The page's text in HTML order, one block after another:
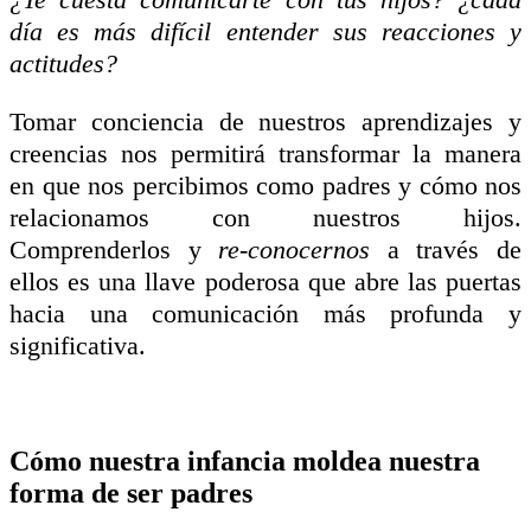
día es más difícil entender sus reacciones y
actitudes?
Tomar conciencia de nuestros aprendizajes y
creencias nos permitirá transformar la manera
en que nos percibimos como padres y cómo nos
relacionamos con nuestros hijos.
Comprenderlos y re-conocernos a través de
ellos es una llave poderosa que abre las puertas
hacia una comunicación más profunda y
significativa.
Cómo nuestra infancia moldea nuestra
forma de ser padres